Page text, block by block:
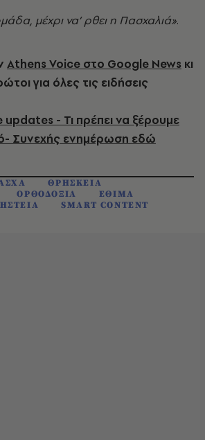
μέχρι να’ ρθει η Πασχαλιά».
Athens Voice στο Google News κι
για όλες τις ειδήσεις
- Τι πρέπει να ξέρουμε
Συνεχής ενημέρωση εδώ
ΘΡΗΣΚΕΙΑ
ΟΡΘΟΔΟΞΙΑ
ΕΘΙΜΑ
SMART CONTENT